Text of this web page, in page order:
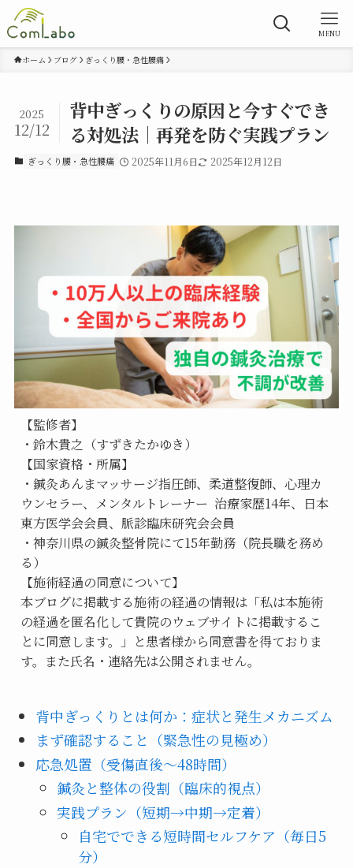
MENU
ホーム ブログ ぎっくり腰・急性腰痛
背中ぎっくりの原因と今すぐでき
る対処法｜再発を防ぐ実践プラン
2025
12/12
ぎっくり腰・急性腰痛 2025年11月6日 2025年12月12日
【監修者】
・鈴木貴之（すずきたかゆき）
【国家資格・所属】
・鍼灸あんまマッサージ指圧師、柔道整復師、心理カ
ウンセラー、メンタルトレーナー  治療家歴14年、日本
東方医学会会員、脈診臨床研究会会員
・神奈川県の鍼灸整骨院にて15年勤務（院長職を務め
る）
【施術経過の同意について】
本ブログに掲載する施術の経過の情報は「私は本施術
の経過を匿名化して貴院のウェブサイトに掲載するこ
とに同意します。」と患者様から同意書を得ておりま
す。また氏名・連絡先は公開されません。
背中ぎっくりとは何か：症状と発生メカニズム
まず確認すること（緊急性の見極め）
応急処置（受傷直後〜48時間）
鍼灸と整体の役割（臨床的視点）
実践プラン（短期→中期→定着）
自宅でできる短時間セルフケア（毎日5
分）